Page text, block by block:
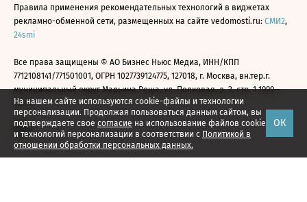
На нашем сайте используются cookie-файлы и технологии
персонализации. Продолжая пользоваться данным сайтом, вы
подтверждаете свое согласие на использование файлов cookie
и технологий персонализации в соответствии с Политикой в
отношении обработки персональных данных.
ОК
Правила применения рекомендательных технологий в виджетах
рекламно-обменной сети, размещенных на сайте vedomosti.ru: СМИ2,
24smi
Все права защищены © АО Бизнес Ньюс Медиа, ИНН/КПП
7712108141/771501001, ОГРН 1027739124775, 127018, г. Москва, вн.тер.г.
муниципальный округ Марьина Роща, ул. Полковая, д. 3, стр. 1 1999—
2026